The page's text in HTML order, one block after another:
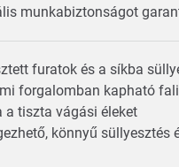
munkabiztonságot
furatok és a síkba
forgalomban kapható
a tiszta vágási éleket
könnyű süllyesztés